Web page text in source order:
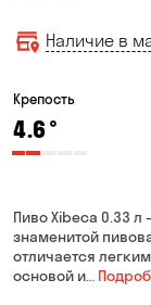
Наличие в
Крепость
4.6°
Пиво Xibeca 0.33
знаменитой
отличается
основой и…